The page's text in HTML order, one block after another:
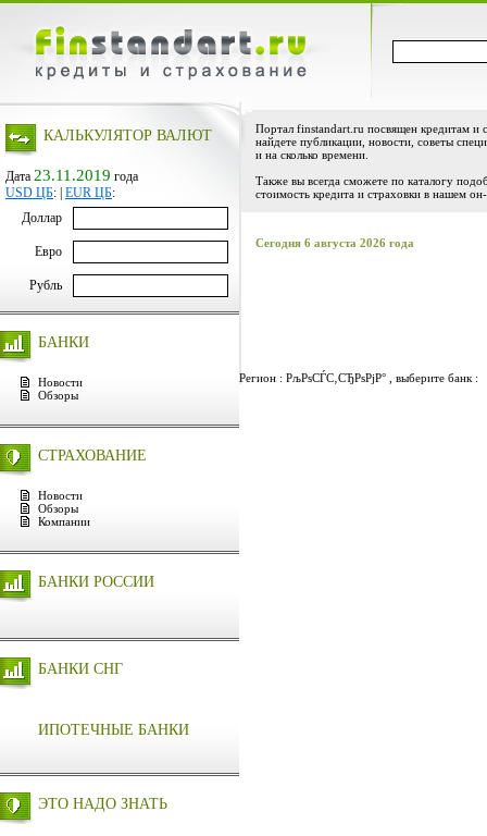
КАЛЬКУЛЯТОР ВАЛЮТ
Дата 23.11.2019 года
USD ЦБ: EUR ЦБ:
Доллар
Евро
Рубль
БАНКИ
Новости
Обзоры
СТРАХОВАНИЕ
Новости
Обзоры
Компании
БАНКИ РОССИИ
БАНКИ СНГ
ИПОТЕЧНЫЕ БАНКИ
ЭТО НАДО ЗНАТЬ
Портал finstandart.ru посвящен кредитам и
найдете публикации, новости, советы
и на сколько времени.
Также вы всегда сможете по каталогу
стоимость кредита и страховки в нашем
Сегодня 6 августа 2026 года
Регион : РљРѕСЃС‚СЂРѕРјР° , выберите банк :